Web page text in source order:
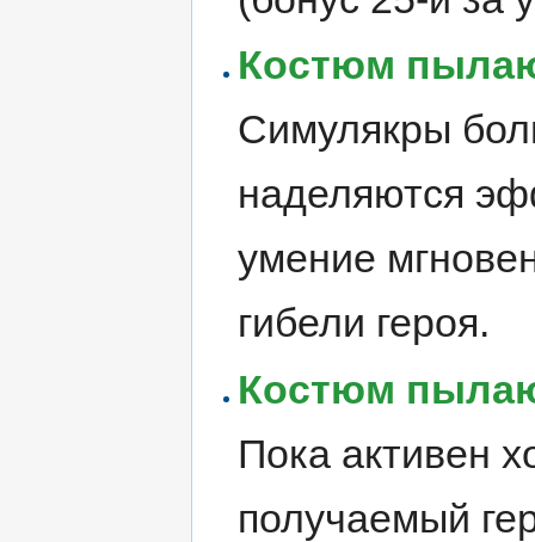
Костюм
Симулякры
наделяются
умение
гибели героя.
Костюм
Пока активен
получаемый